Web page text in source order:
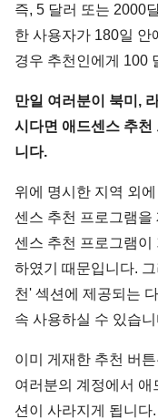
즉, 5 달러 또는 2000
한 사용자가 180일 안
경우 추천인에게 100
만일 여러분이 북미,
시다면 애드센스 추천
니다.
위에 명시한 지역 외
센스 추천 프로그램을
센스 추천 프로그램이
하였기 때문입니다.
천' 섹션에 제공되는
속 사용하실 수 있습니
이미 게재한 추천 버
여러분의 계정에서
션이 사라지게 됩니다